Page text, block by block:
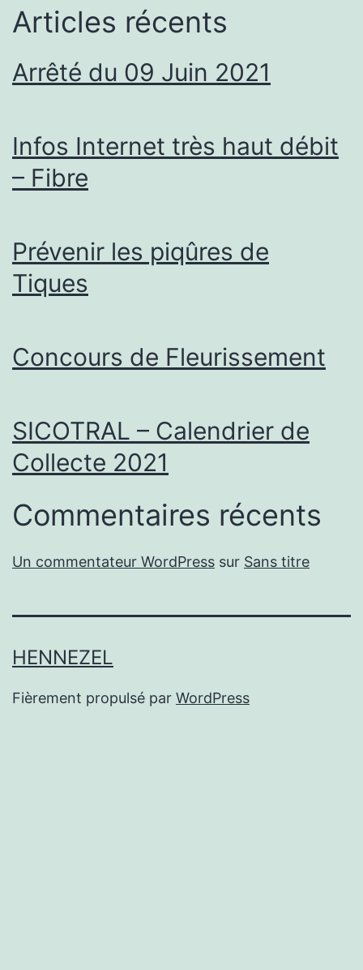
Articles récents
Arrêté du 09 Juin 2021
Infos Internet très haut débit
– Fibre
Prévenir les piqûres de
Tiques
Concours de Fleurissement
SICOTRAL – Calendrier de
Collecte 2021
Commentaires récents
Un commentateur WordPress sur Sans titre
HENNEZEL
Fièrement propulsé par WordPress